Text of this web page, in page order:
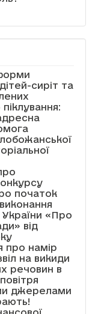
сиріт та
піклування:
початок
«Про
від
про намір
на викиди
речовин в
джерелами